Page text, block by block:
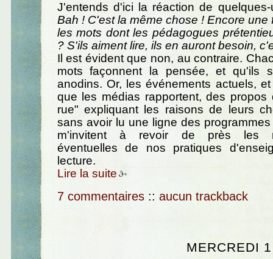
J'entends d'ici la réaction de
Bah ! C'est la même chose ! Encore une
les mots dont les pédagogues
? S'ils aiment lire, ils en auront besoin,
Il est évident que non, au contraire.
mots façonnent la pensée, et qu'ils
anodins. Or, les événements actuels,
que les médias rapportent, des
rue" expliquant les raisons de leurs
sans avoir lu une ligne des
m'invitent à revoir de près les
éventuelles de nos pratiques
lecture.
Lire la suite
7 commentaires :: aucun trackback
MERCREDI